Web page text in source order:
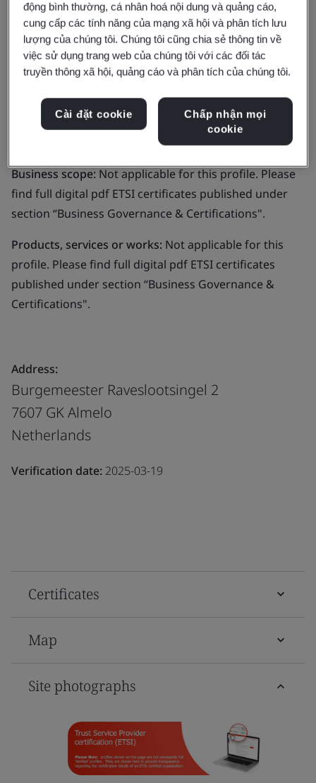
Ministerie van Justitie
en Veiligheid Justitiële
Informatiedienst
Business scope: Not applicable for this profile. Please
find full digital pdf ETSI certificates published under
section “Business Governance & Certifications".
Products, services or works: Not applicable for this
profile. Please find full digital pdf ETSI certificates
published under section “Business Governance &
Certifications".
Address:
Burgemeester Raveslootsingel 2
7607 GK Almelo
Netherlands
Verification date: 2025-03-19
Certificates
Map
Site photographs
động bình thường, cá nhân hoá nội dung và quảng cáo,
cung cấp các tính năng của mạng xã hội và phân tích lưu
lượng của chúng tôi. Chúng tôi cũng chia sẻ thông tin về
việc sử dụng trang web của chúng tôi với các đối tác
truyền thông xã hội, quảng cáo và phân tích của chúng tôi.
Cài đặt cookie
Chấp nhận mọi
cookie